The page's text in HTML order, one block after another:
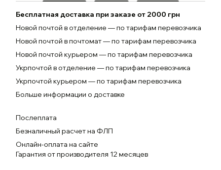
Бесплатная доставка при заказе от 2000 грн
Новой почтой в отделение — по тарифам перевозчика
Новой почтой в почтомат — по тарифам перевозчика
Новой почтой курьером — по тарифам перевозчика
Укрпочтой в отделение — по тарифам перевозчика
Укрпочтой курьером — по тарифам перевозчика
Больше информации о доставке
Послеплата
Безналичный расчет на ФЛП
Онлайн-оплата на сайте
Гарантия от производителя 12 месяцев